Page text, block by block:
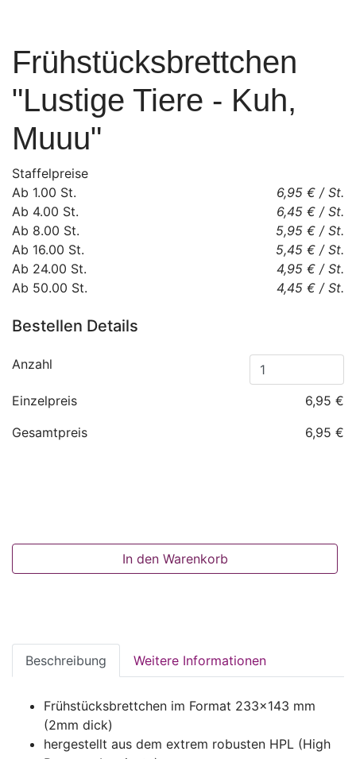
Frühstücksbrettchen
"Lustige Tiere - Kuh,
Muuu"
Staffelpreise
Ab 1.00 St. 6,95 € / St.
Ab 4.00 St. 6,45 € / St.
Ab 8.00 St. 5,95 € / St.
Ab 16.00 St. 5,45 € / St.
Ab 24.00 St. 4,95 € / St.
Ab 50.00 St. 4,45 € / St.
Bestellen Details
Anzahl
Einzelpreis
6,95 €
Gesamtpreis
6,95 €
In den Warenkorb
Beschreibung Weitere Informationen
Frühstücksbrettchen im Format 233x143 mm
(2mm dick)
hergestellt aus dem extrem robusten HPL (High